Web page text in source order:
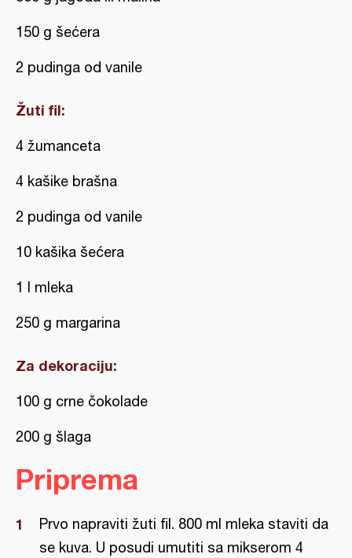
150 g šećera
2 pudinga od vanile
Žuti fil:
4 žumanceta
4 kašike brašna
2 pudinga od vanile
10 kašika šećera
1 l mleka
250 g margarina
Za dekoraciju:
100 g crne čokolade
200 g šlaga
Priprema
Prvo napraviti žuti fil. 800 ml mleka staviti da
se kuva. U posudi umutiti sa mikserom 4